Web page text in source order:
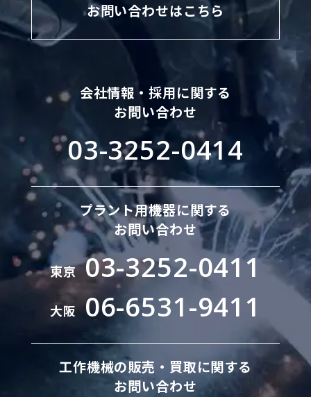
お問い合わせはこちら
会社情報・採用に関する
お問い合わせ
03-3252-0414
プラント用機器に関する
お問い合わせ
東京 03-3252-0411
大阪 06-6531-9411
工作機械の販売・買取に関する
お問い合わせ